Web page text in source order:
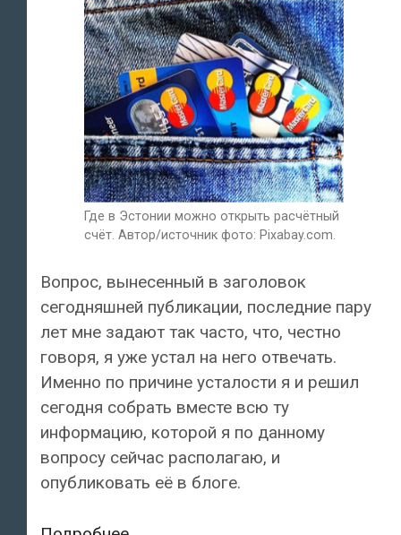
Где в Эстонии можно открыть расчётный
счёт. Автор/источник фото: Pixabay.com.
Вопрос, вынесенный в заголовок
сегодняшней публикации, последние пару
лет мне задают так часто, что, честно
говоря, я уже устал на него отвечать.
Именно по причине усталости я и решил
сегодня собрать вместе всю ту
информацию, которой я по данному
вопросу сейчас располагаю, и
опубликовать её в блоге.